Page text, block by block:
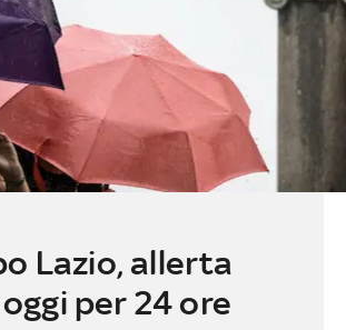
Lazio, allerta
per 24 ore